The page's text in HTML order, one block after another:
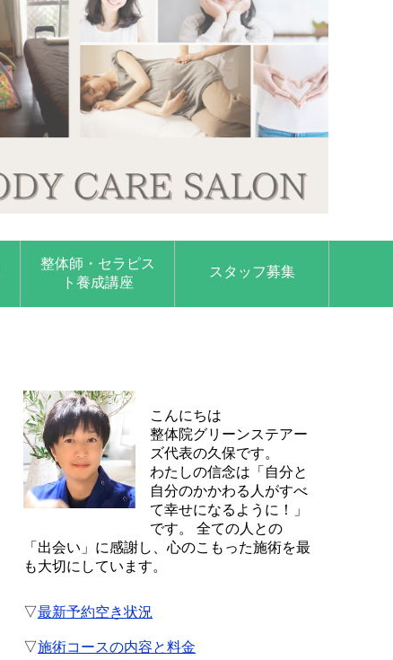
整体師・セラピス
ト養成講座
スタッフ募集
こんにちは
整体院グリーンステアー
ズ代表の久保です。
わたしの信念は「自分と
自分のかかわる人がすべ
て幸せになるように！」
です。 全ての人との
「出会い」に感謝し、心のこもった施術を最
も大切にしています。
▽最新予約空き状況
▽施術コースの内容と料金